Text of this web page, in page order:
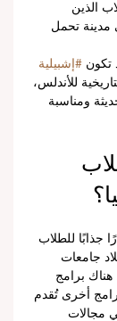
الذين
مدينة تحمل
تكون #إشبيلية
للأندلس،
ومناسبة
جذابًا للطلاب
جامعات
هناك برامج
أخرى تُقدم
مجالات